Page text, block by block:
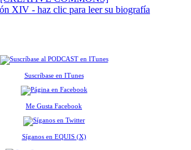
Suscríbase en ITunes
Me Gusta Facebook
Síganos en EQUIS (X)